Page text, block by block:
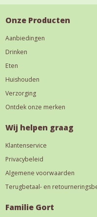
Onze Producten
Aanbiedingen
Drinken
Eten
Huishouden
Verzorging
Ontdek onze merken
Wij helpen graag
Klantenservice
Privacybeleid
Algemene voorwaarden
Terugbetaal- en
Familie Gort